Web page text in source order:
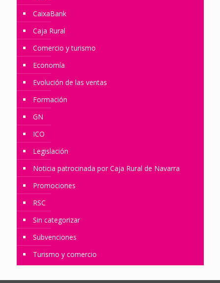
CaixaBank
Caja Rural
Comercio y turismo
Economía
Evolución de las ventas
Formación
GN
ICO
Legislación
Noticia patrocinada por Caja Rural de Navarra
Promociones
RSC
Sin categorizar
Subvenciones
Turismo y comercio